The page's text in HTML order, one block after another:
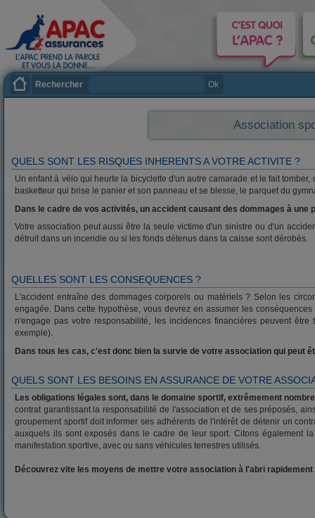
Rechercher Ok
Association
QUELS SONT LES RISQUES INHERENTS A VOTRE ACTIVITE ?
Un enfant à vélo qui heurte la bicyclette d'un autre camarade et le fait
basketteur qui brise le panier et son panneau et se blesse, le parquet du
Dans le cadre de vos activités, un accident causant des dommages à
Votre association peut aussi être la seule victime d'un sinistre ou d'un
détruit dans un incendie ou si les fonds détenus dans la caisse sont dérobés.
QUELLES SONT LES CONSEQUENCES ?
L'accident entraîne des dommages corporels ou matériels ? Selon les
engagée. Dans cette hypothèse, vous devrez en assumer les
n'engage pas votre responsabilité, les incidences financières peuvent
exemple).
Dans tous les cas, c'est donc bien la survie de votre association qui peut
QUELS SONT LES BESOINS EN ASSURANCE DE VOTRE
Les obligations légales sont, dans le domaine sportif, extrêmement
contrat garantissant la responsabilité de l'association et de ses préposés,
groupement sportif doit informer ses adhérents de l'intérêt de détenir un
auxquels ils sont exposés dans le cadre de leur sport. Citons également
manifestation sportive, avec ou sans véhicules terrestres utilisés.
Découvrez vite les moyens de mettre votre association à l'abri